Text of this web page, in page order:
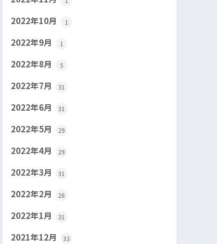
2022年10月 1
2022年9月 1
2022年8月 5
2022年7月 31
2022年6月 31
2022年5月 29
2022年4月 29
2022年3月 31
2022年2月 26
2022年1月 31
2021年12月 33